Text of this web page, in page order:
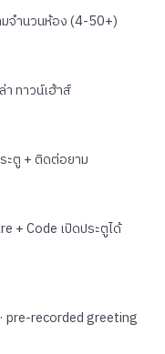
จำนวนห้อง (4-50+)
ทาวน์เฮ้าส์
ะตู + ติดต่อยาม
+ Code เปิดประตูได้
pre-recorded greeting